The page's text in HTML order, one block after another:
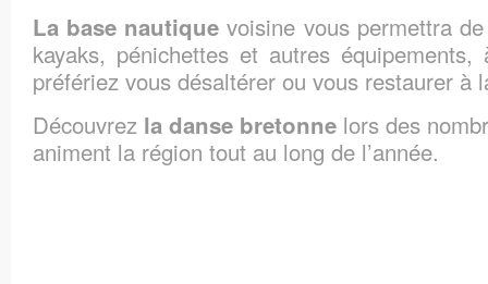
La base nautiquevoisine vous permettra
kayaks, pénichettes et autres
préfériez vous désaltérer ou vous restaurer à
Découvrez la danse bretonne lors des
animent la région tout au long de l’année.